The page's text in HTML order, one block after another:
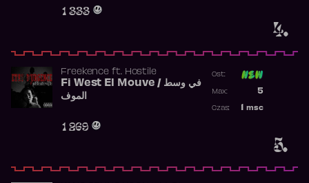
4.
1 333
5.
Freekence ft. Hostile
Fi West El Mouve / في وسط
الموف
1 269
Ost:
5
Max:
msc
Czas: